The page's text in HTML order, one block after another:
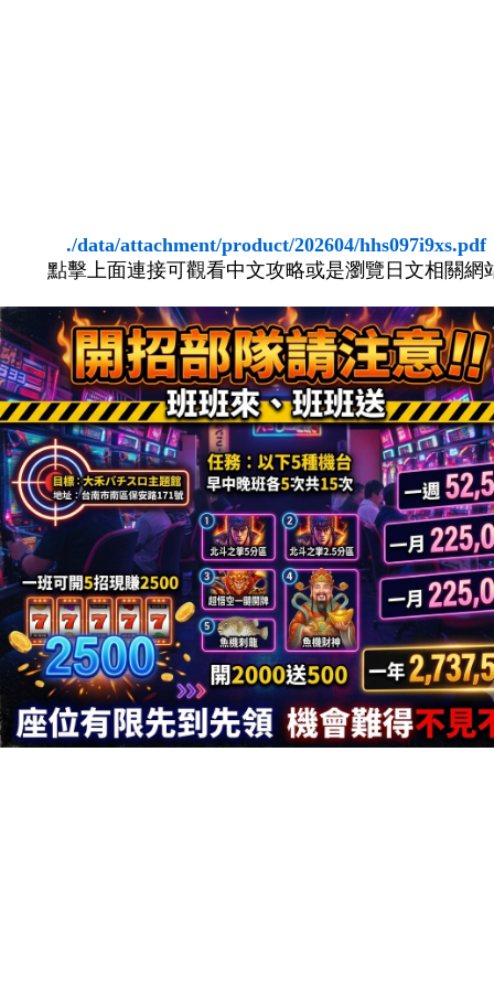
./data/attachment/product/202604/hhs097i9xs.pdf
點擊上面連接可觀看中文攻略或是瀏覽日文相關網